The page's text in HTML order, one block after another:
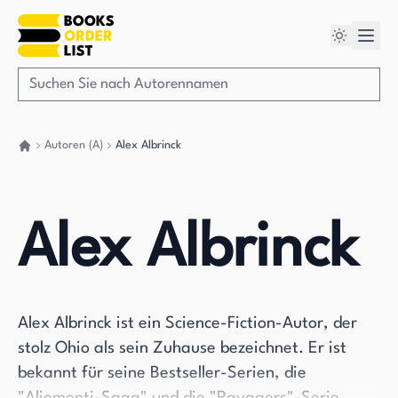
Autoren (A) Alex Albrinck
Alex Albrinck
Alex Albrinck ist ein Science-Fiction-Autor, der
stolz Ohio als sein Zuhause bezeichnet. Er ist
bekannt für seine Bestseller-Serien, die